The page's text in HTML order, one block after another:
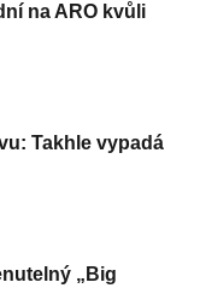
na ARO kvůli
Takhle vypadá
„Big